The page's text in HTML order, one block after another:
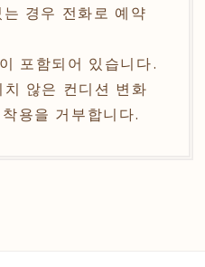
경우 전화로 예약
포함되어 있습니다.
않은 컨디션 변화
용을 거부합니다.